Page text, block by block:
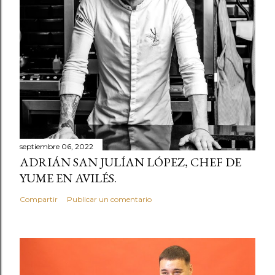
n
c
o
m
e
a
r
i
o
septiembre 06, 2022
ADRIÁN SAN JULÍAN LÓPEZ, CHEF DE
YUME EN AVILÉS.
Compartir Publicar un comentario